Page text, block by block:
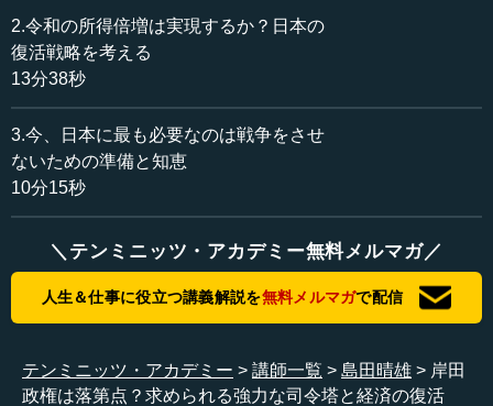
≪全文≫
●菅政権は日米首脳会談で成果を出したがコロナ禍に
襲われた
今から少し日本の話をしたいと思います。こういう（激
動と激変の）世界の中で、日本はどういう方向を取るべき
かについてです。
まず、2021年は菅政権です。菅政権は、安倍政権を継承
するということで、電光石火の早業で、首相の座を確保し
ました。菅氏は、DX（デジタルトランスフォーメーショ
ン）ということでデジタル庁をつくるなど、結構大きな政
治もやっています。これは1年間で500人もの所員を集め
ので、よくやったと思います。
2.令和の所得倍増は実現するか？日本の
復活戦略を考える
13分38秒
3.今、日本に最も必要なのは戦争をさせ
ないための準備と知恵
10分15秒
＼テンミニッツ・アカデミー無料メルマガ／
人生＆仕事に役立つ講義解説を無料メルマガで配信
テンミニッツ・アカデミー 講師一覧 島田晴雄
岸田
政権は落第点？求められる強力な司令塔と経済の復活